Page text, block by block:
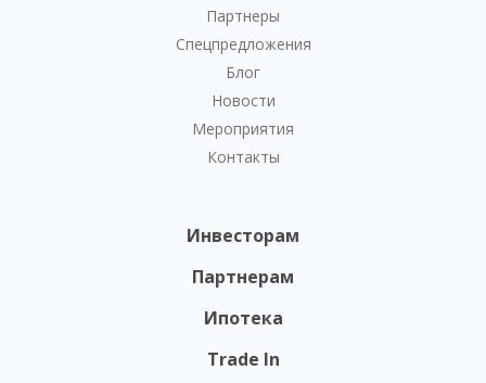
Партнеры
Спецпредложения
Блог
Новости
Мероприятия
Контакты
Инвесторам
Партнерам
Ипотека
Trade In